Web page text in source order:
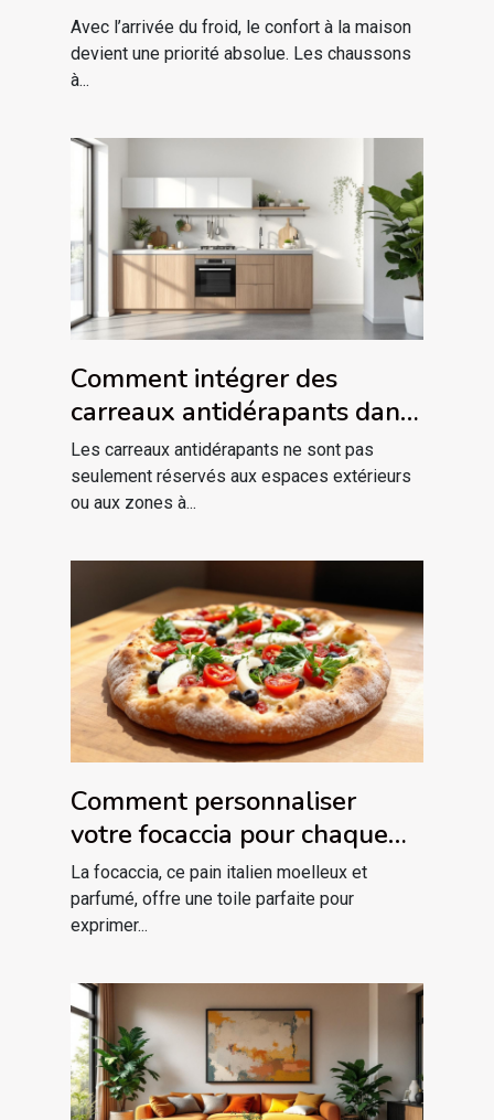
de chat pour l'hiver ?
Avec l’arrivée du froid, le confort à la maison
devient une priorité absolue. Les chaussons
à...
Comment intégrer des
carreaux antidérapants dans
votre décor intérieur ?
Les carreaux antidérapants ne sont pas
seulement réservés aux espaces extérieurs
ou aux zones à...
Comment personnaliser
votre focaccia pour chaque
saison ?
La focaccia, ce pain italien moelleux et
parfumé, offre une toile parfaite pour
exprimer...